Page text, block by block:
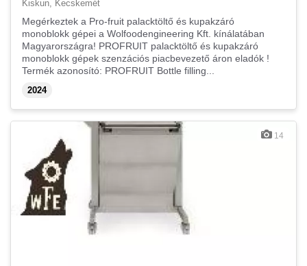
Kiskun, Kecskemét
Megérkeztek a Pro-fruit palacktöltő és kupakzáró
monoblokk gépei a Wolfoodengineering Kft. kínálatában
Magyarországra! PROFRUIT palacktöltő és kupakzáró
monoblokk gépek szenzációs piacbevezető áron eladók !
Termék azonosító: PROFRUIT Bottle filling...
2024
14